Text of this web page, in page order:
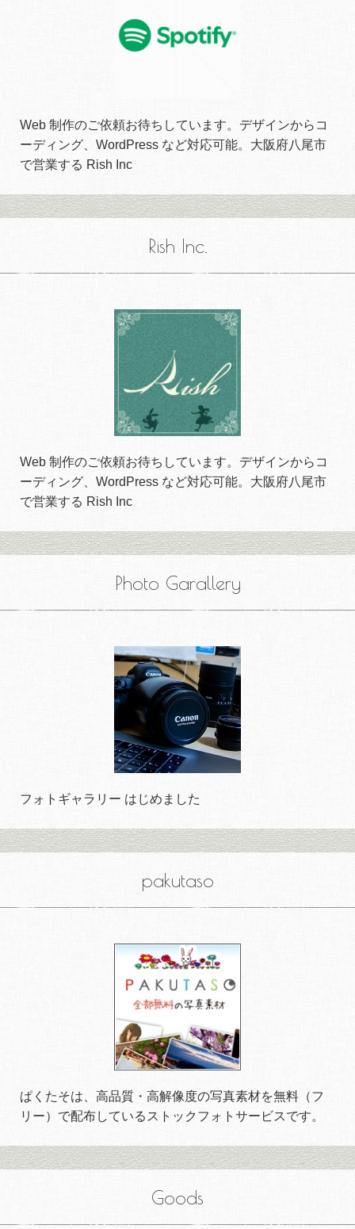
Web 制作のご依頼お待ちしています。デザインからコ
ーディング、WordPress など対応可能。大阪府八尾市
で営業する Rish Inc
Rish Inc.
Web 制作のご依頼お待ちしています。デザインからコ
ーディング、WordPress など対応可能。大阪府八尾市
で営業する Rish Inc
Photo Garallery
フォトギャラリー はじめました
pakutaso
ぱくたそは、高品質・高解像度の写真素材を無料（フ
リー）で配布しているストックフォトサービスです。
Goods